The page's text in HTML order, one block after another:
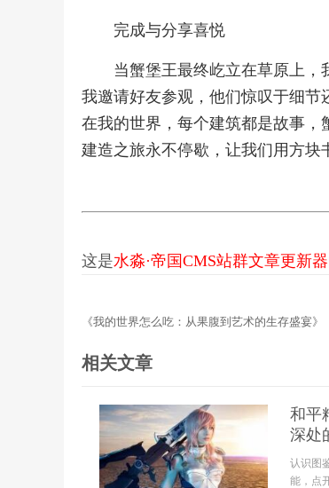
完成与分享喜悦
当蟹堡王最终屹立在草原上，
我邀请好友参观，他们惊叹于细节
在我的世界，每个建筑都是故事，
建造之旅永不停歇，让我们用方块
这是水淼·帝国CMS站群文章更新器
《我的世界怎么吃：从果腹到艺术的生存盛宴》
相关文章
和平
深处
认识图
能，点